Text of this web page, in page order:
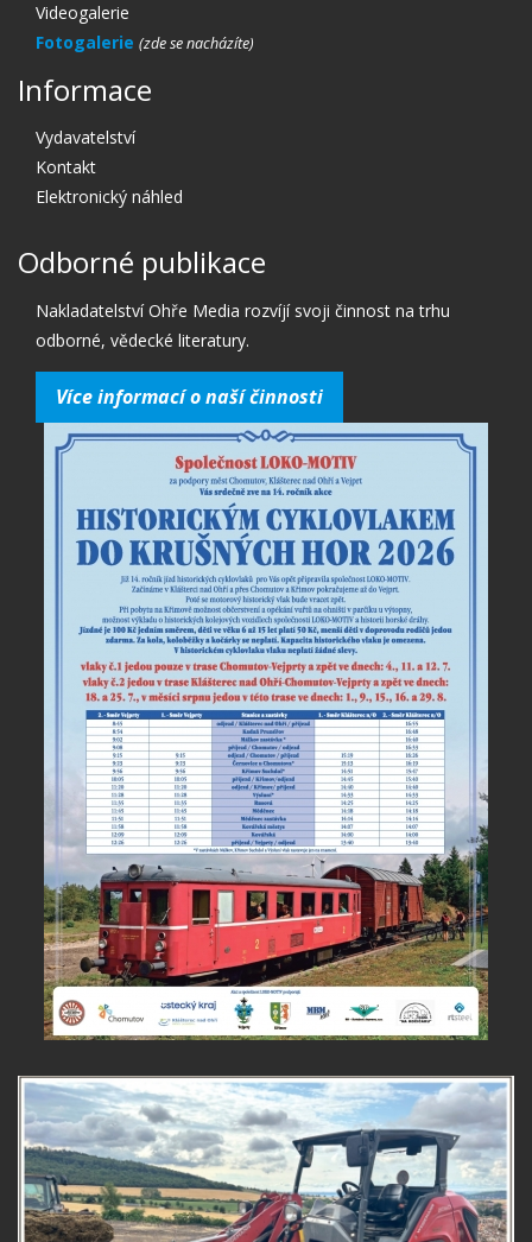
Videogalerie
Fotogalerie
Informace
Vydavatelství
Kontakt
Elektronický náhled
Odborné publikace
Nakladatelství Ohře Media rozvíjí svoji činnost na trhu
odborné, vědecké literatury.
Více informací o naší činnosti